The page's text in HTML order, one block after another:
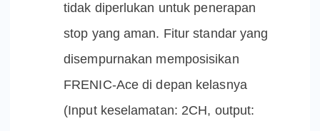
tidak diperlukan untuk penerapan
stop yang aman. Fitur standar yang
disempurnakan memposisikan
FRENIC-Ace di depan kelasnya
(Input keselamatan: 2CH, output: